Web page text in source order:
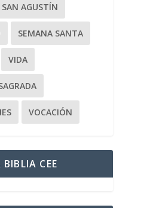
SAN AGUSTÍN
SEMANA SANTA
VIDA
VOCACIÓN
CEE